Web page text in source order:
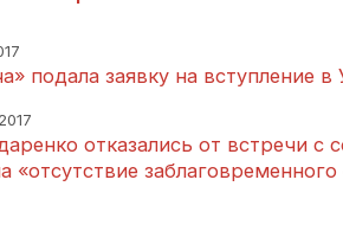
подала заявку на вступление в
отказались от встречи с
«отсутствие заблаговременного